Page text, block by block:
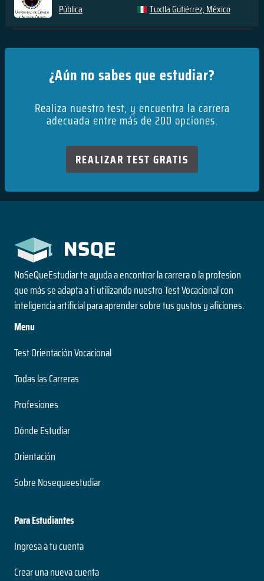
Pública Tuxtla Gutiérrez, México
¿Aún no sabes que estudiar?
Realiza nuestro test, y encuentra la carrera
adecuada entre más de 200 opciones.
REALIZAR TEST GRATIS
NoSeQueEstudiar te ayuda a encontrar la carrera o la profesion
que más se adapta a ti utilizando nuestro Test Vocacional con
inteligencia artificial para aprender sobre tus gustos y aficiones.
Menu
Test Orientación Vocacional
Todas las Carreras
Profesiones
Dónde Estudiar
Orientación
Sobre Nosequeestudiar
Para Estudiantes
Ingresa a tu cuenta
Crear una nueva cuenta